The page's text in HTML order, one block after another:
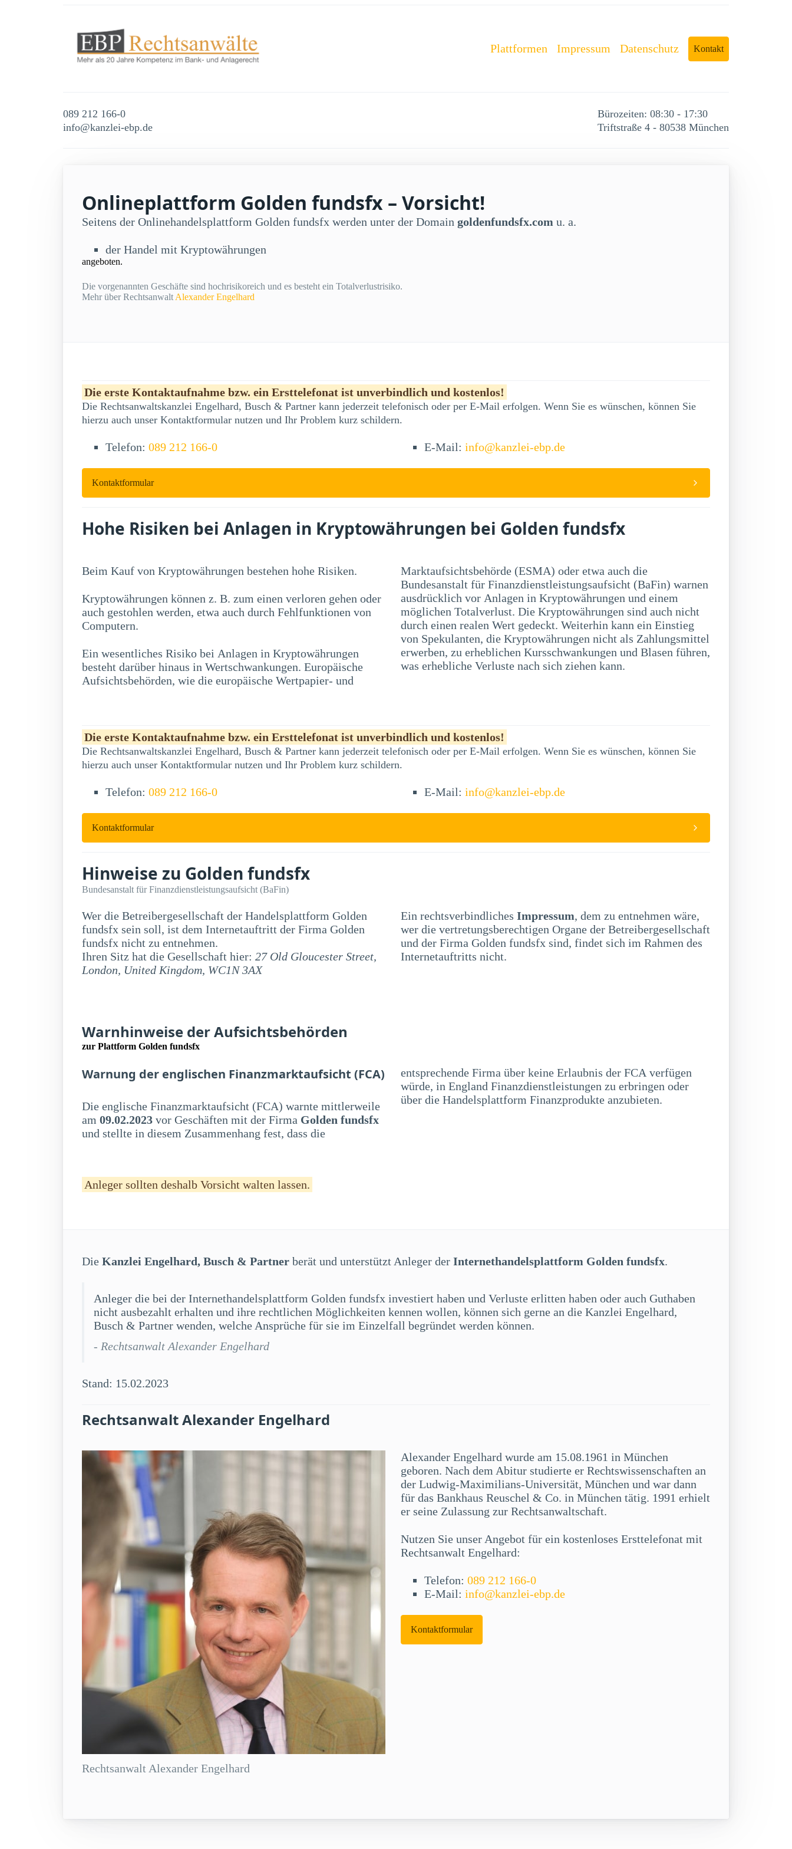
Plattformen Impressum Datenschutz Kontakt
089 212 166-0
info@kanzlei-ebp.de
Bürozeiten: 08:30 - 17:30
Triftstraße 4 - 80538 München
Onlineplattform Golden fundsfx – Vorsicht!
Seitens der Onlinehandelsplattform Golden fundsfx werden unter der Domain goldenfundsfx.com u. a.
der Handel mit Kryptowährungen
angeboten.
Die vorgenannten Geschäfte sind hochrisikoreich und es besteht ein Totalverlustrisiko.
Mehr über Rechtsanwalt Alexander Engelhard
Die erste Kontaktaufnahme bzw. ein Ersttelefonat ist unverbindlich und kostenlos!
Die Rechtsanwaltskanzlei Engelhard, Busch & Partner kann jederzeit telefonisch oder per E-Mail erfolgen. Wenn Sie es wünschen, können Sie
hierzu auch unser Kontaktformular nutzen und Ihr Problem kurz schildern.
Telefon: 089 212 166-0 E-Mail: info@kanzlei-ebp.de
Kontaktformular
Hohe Risiken bei Anlagen in Kryptowährungen bei Golden fundsfx
Beim Kauf von Kryptowährungen bestehen hohe Risiken.
Kryptowährungen können z. B. zum einen verloren gehen oder
auch gestohlen werden, etwa auch durch Fehlfunktionen von
Computern.
Ein wesentliches Risiko bei Anlagen in Kryptowährungen
besteht darüber hinaus in Wertschwankungen. Europäische
Aufsichtsbehörden, wie die europäische Wertpapier- und
Marktaufsichtsbehörde (ESMA) oder etwa auch die
Bundesanstalt für Finanzdienstleistungsaufsicht (BaFin) warnen
ausdrücklich vor Anlagen in Kryptowährungen und einem
möglichen Totalverlust. Die Kryptowährungen sind auch nicht
durch einen realen Wert gedeckt. Weiterhin kann ein Einstieg
von Spekulanten, die Kryptowährungen nicht als Zahlungsmittel
erwerben, zu erheblichen Kursschwankungen und Blasen führen,
was erhebliche Verluste nach sich ziehen kann.
Die erste Kontaktaufnahme bzw. ein Ersttelefonat ist unverbindlich und kostenlos!
Die Rechtsanwaltskanzlei Engelhard, Busch & Partner kann jederzeit telefonisch oder per E-Mail erfolgen. Wenn Sie es wünschen, können Sie
hierzu auch unser Kontaktformular nutzen und Ihr Problem kurz schildern.
Telefon: 089 212 166-0 E-Mail: info@kanzlei-ebp.de
Kontaktformular
Hinweise zu Golden fundsfx
Bundesanstalt für Finanzdienstleistungsaufsicht (BaFin)
Wer die Betreibergesellschaft der Handelsplattform Golden
fundsfx sein soll, ist dem Internetauftritt der Firma Golden
fundsfx nicht zu entnehmen.
Ihren Sitz hat die Gesellschaft hier: 27 Old Gloucester Street,
London, United Kingdom, WC1N 3AX
Ein rechtsverbindliches Impressum, dem zu entnehmen wäre,
wer die vertretungsberechtigen Organe der Betreibergesellschaft
und der Firma Golden fundsfx sind, findet sich im Rahmen des
Internetauftritts nicht.
Warnhinweise der Aufsichtsbehörden
zur Plattform Golden fundsfx
Warnung der englischen Finanzmarktaufsicht (FCA)
Die englische Finanzmarktaufsicht (FCA) warnte mittlerweile
am 09.02.2023 vor Geschäften mit der Firma Golden fundsfx
und stellte in diesem Zusammenhang fest, dass die
entsprechende Firma über keine Erlaubnis der FCA verfügen
würde, in England Finanzdienstleistungen zu erbringen oder
über die Handelsplattform Finanzprodukte anzubieten.
Anleger sollten deshalb Vorsicht walten lassen.
Die Kanzlei Engelhard, Busch & Partner berät und unterstützt Anleger der Internethandelsplattform Golden fundsfx.
Anleger die bei der Internethandelsplattform Golden fundsfx investiert haben und Verluste erlitten haben oder auch Guthaben
nicht ausbezahlt erhalten und ihre rechtlichen Möglichkeiten kennen wollen, können sich gerne an die Kanzlei Engelhard,
Busch & Partner wenden, welche Ansprüche für sie im Einzelfall begründet werden können.
- Rechtsanwalt Alexander Engelhard
Stand: 15.02.2023
Rechtsanwalt Alexander Engelhard
Rechtsanwalt Alexander Engelhard
Alexander Engelhard wurde am 15.08.1961 in München
geboren. Nach dem Abitur studierte er Rechtswissenschaften an
der Ludwig-Maximilians-Universität, München und war dann
für das Bankhaus Reuschel & Co. in München tätig. 1991 erhielt
er seine Zulassung zur Rechtsanwaltschaft.
Nutzen Sie unser Angebot für ein kostenloses Ersttelefonat mit
Rechtsanwalt Engelhard:
Telefon: 089 212 166-0
E-Mail: info@kanzlei-ebp.de
Kontaktformular